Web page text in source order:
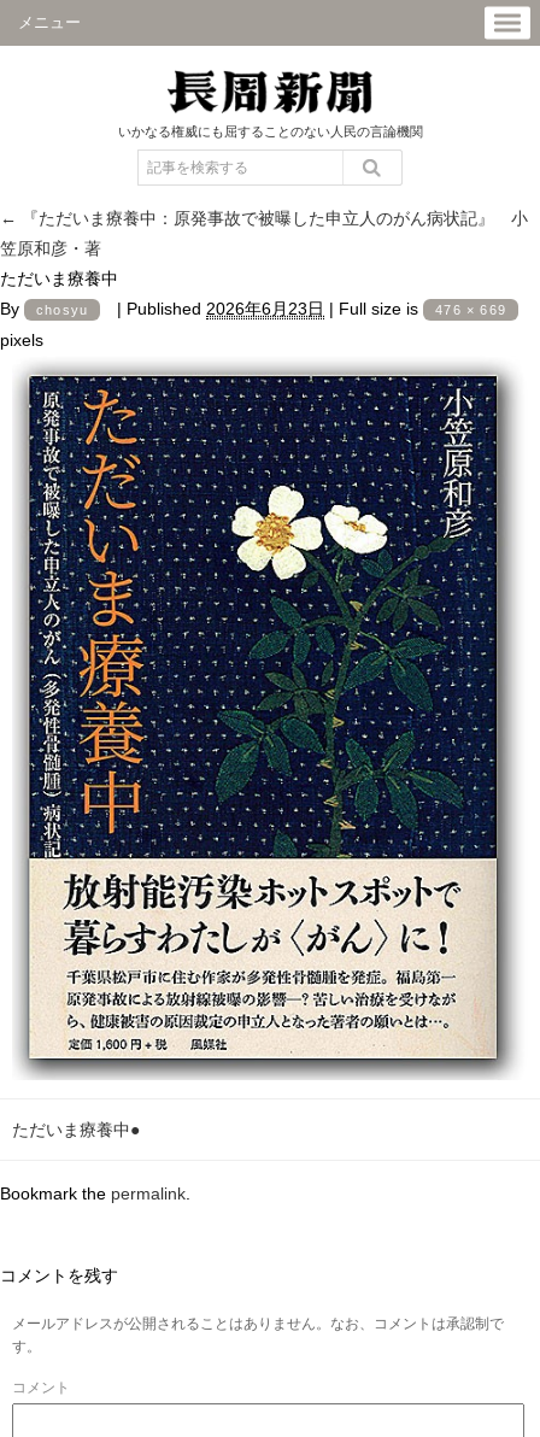
メニュー
いかなる権威にも屈することのない人民の言論機関
←
『ただいま療養中：原発事故で被曝した申立人のがん病状記』 小
笠原和彦・著
ただいま療養中
By
chosyu | Published 2026年6月23日 | Full size is 476 × 669
pixels
ただいま療養中●
Bookmark the permalink.
コメントを残す
メールアドレスが公開されることはありません。なお、コメントは承認制で
す。
コメント